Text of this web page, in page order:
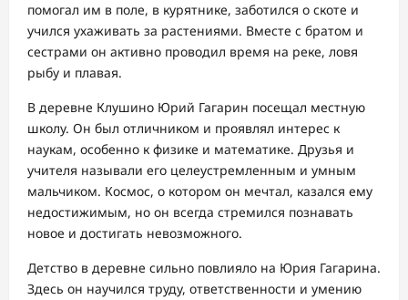
помогал им в поле, в курятнике, заботился о скоте и
учился ухаживать за растениями. Вместе с братом и
сестрами он активно проводил время на реке, ловя
рыбу и плавая.
В деревне Клушино Юрий Гагарин посещал местную
школу. Он был отличником и проявлял интерес к
наукам, особенно к физике и математике. Друзья и
учителя называли его целеустремленным и умным
мальчиком. Космос, о котором он мечтал, казался ему
недостижимым, но он всегда стремился познавать
новое и достигать невозможного.
Детство в деревне сильно повлияло на Юрия Гагарина.
Здесь он научился труду, ответственности и умению